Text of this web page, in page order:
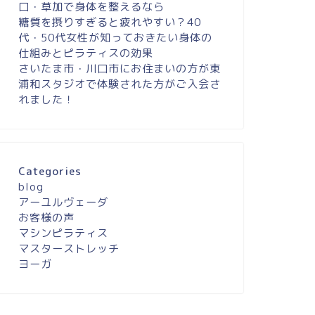
口・草加で身体を整えるなら
糖質を摂りすぎると疲れやすい？40
代・50代女性が知っておきたい身体の
仕組みとピラティスの効果
さいたま市・川口市にお住まいの方が東
浦和スタジオで体験された方がご入会さ
れました！
Categories
blog
アーユルヴェーダ
お客様の声
マシンピラティス
マスターストレッチ
ヨーガ